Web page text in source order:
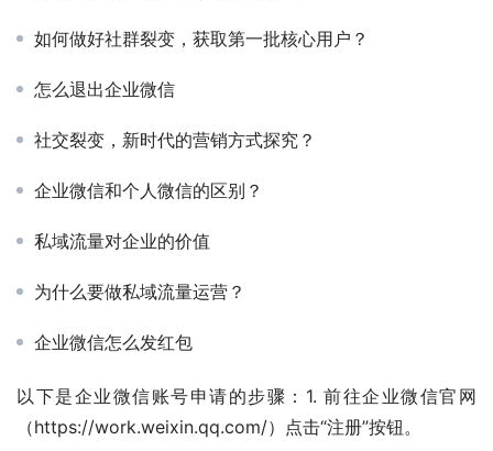
如何做好社群裂变，获取第一批核心用户？
怎么退出企业微信
社交裂变，新时代的营销方式探究？
企业微信和个人微信的区别？
私域流量对企业的价值
为什么要做私域流量运营？
企业微信怎么发红包
以下是企业微信账号申请的步骤：1. 前往企业微信官网
（https://work.weixin.qq.com/）点击“注册”按钮。